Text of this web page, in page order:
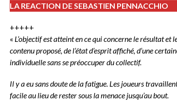
LA REACTION DE SEBASTIEN PENNACCHIO
+++++
« L’objectif est atteint en ce qui concerne le résultat
contenu proposé, de l’état d’esprit affiché, d’une
individuelle sans se préoccuper du collectif.
Il y a eu sans doute de la fatigue. Les joueurs
facile au lieu de rester sous la menace jusqu’au bout.